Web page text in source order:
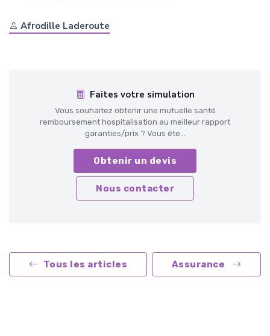
Afrodille Laderoute
Faites votre simulation
Vous souhaitez obtenir une mutuelle santé
remboursement hospitalisation au meilleur rapport
garanties/prix ? Vous ête...
Obtenir un devis
Nous contacter
Tous les articles Assurance